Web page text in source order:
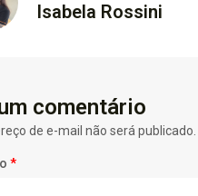
Isabela Rossini
comentário
de e-mail não será publicado.
*